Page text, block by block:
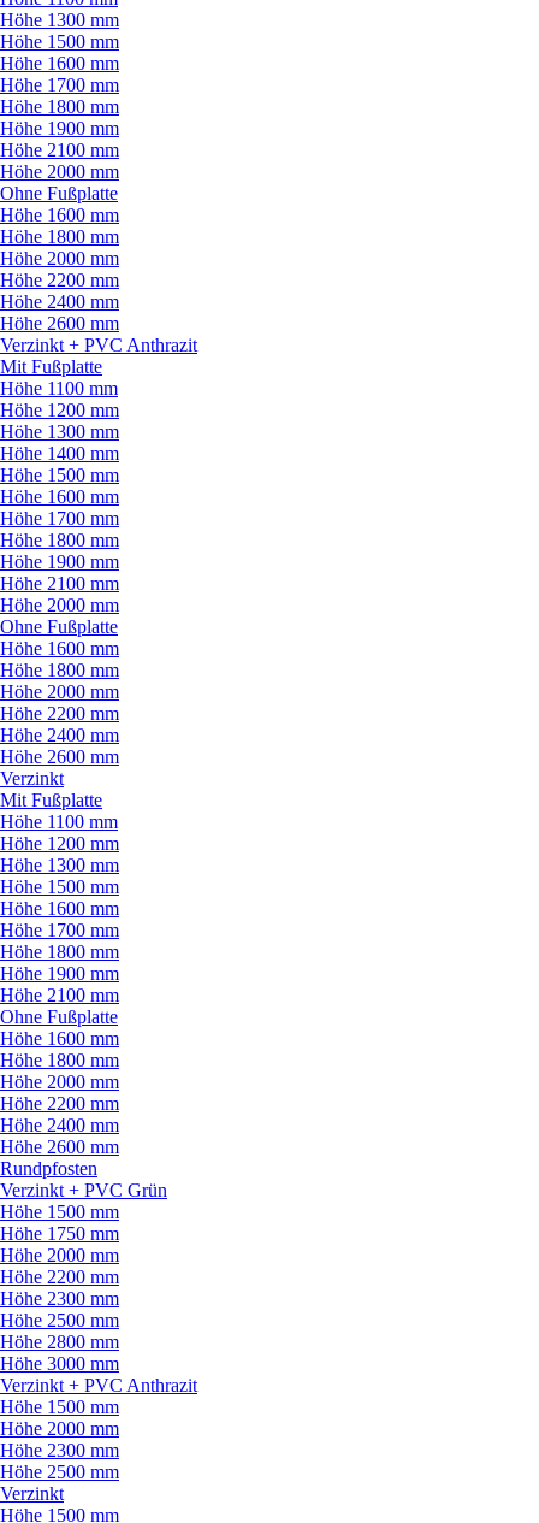
Höhe 1300 mm
Höhe 1500 mm
Höhe 1600 mm
Höhe 1700 mm
Höhe 1800 mm
Höhe 1900 mm
Höhe 2100 mm
Höhe 2000 mm
Ohne Fußplatte
Höhe 1600 mm
Höhe 1800 mm
Höhe 2000 mm
Höhe 2200 mm
Höhe 2400 mm
Höhe 2600 mm
Verzinkt + PVC Anthrazit
Mit Fußplatte
Höhe 1100 mm
Höhe 1200 mm
Höhe 1300 mm
Höhe 1400 mm
Höhe 1500 mm
Höhe 1600 mm
Höhe 1700 mm
Höhe 1800 mm
Höhe 1900 mm
Höhe 2100 mm
Höhe 2000 mm
Ohne Fußplatte
Höhe 1600 mm
Höhe 1800 mm
Höhe 2000 mm
Höhe 2200 mm
Höhe 2400 mm
Höhe 2600 mm
Verzinkt
Mit Fußplatte
Höhe 1100 mm
Höhe 1200 mm
Höhe 1300 mm
Höhe 1500 mm
Höhe 1600 mm
Höhe 1700 mm
Höhe 1800 mm
Höhe 1900 mm
Höhe 2100 mm
Ohne Fußplatte
Höhe 1600 mm
Höhe 1800 mm
Höhe 2000 mm
Höhe 2200 mm
Höhe 2400 mm
Höhe 2600 mm
Rundpfosten
Verzinkt + PVC Grün
Höhe 1500 mm
Höhe 1750 mm
Höhe 2000 mm
Höhe 2200 mm
Höhe 2300 mm
Höhe 2500 mm
Höhe 2800 mm
Höhe 3000 mm
Verzinkt + PVC Anthrazit
Höhe 1500 mm
Höhe 2000 mm
Höhe 2300 mm
Höhe 2500 mm
Verzinkt
Höhe 1500 mm